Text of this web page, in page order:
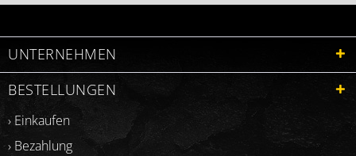
UNTERNEHMEN
BESTELLUNGEN
› Einkaufen
› Bezahlung